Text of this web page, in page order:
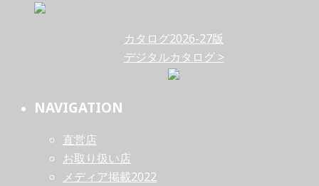
カタログ2026-27版
デジタルカタログ >
NAVIGATION
直営店
お取り扱い店
メディア掲載2022